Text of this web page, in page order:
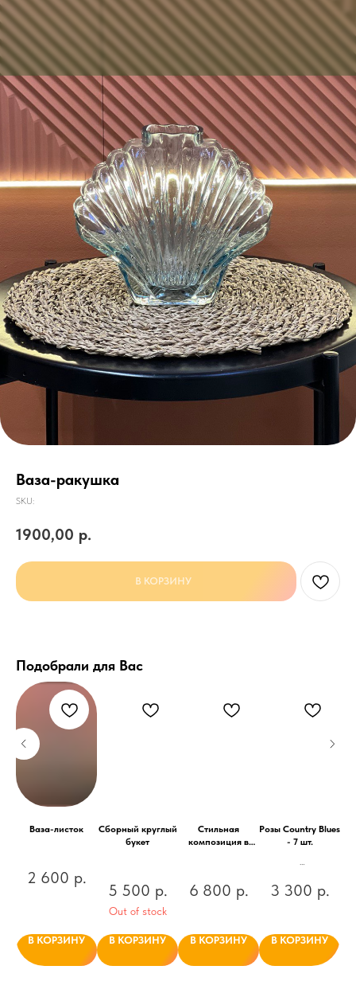
Ваза-ракушка
SKU:
1900,00 р.
В КОРЗИНУ
Подобрали для Вас
Ваза-листок
2 600 р.
В КОРЗИНУ
Сборный круглый
букет
5 500 р.
Out of stock
В КОРЗИНУ
Стильная
композиция в
6 800 р.
В КОРЗИНУ
Розы Country Blues
- 7 шт.
пионовидная роза
оформлении в крафт
3 300 р.
В КОРЗИНУ